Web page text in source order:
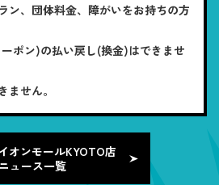
ン、団体料金、障がいをお持ちの方
ポン)の払い戻し(換金)はできませ
せん。
オンモールKYOTO店
ニュース一覧